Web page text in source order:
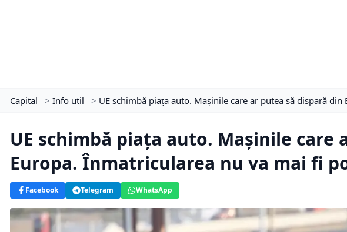
Capital > Info util > UE schimbă piața auto. Mașinile care ar putea să dispară
UE schimbă piața auto. Mașinile care
Europa. Înmatricularea nu va mai fi
Facebook Telegram WhatsApp